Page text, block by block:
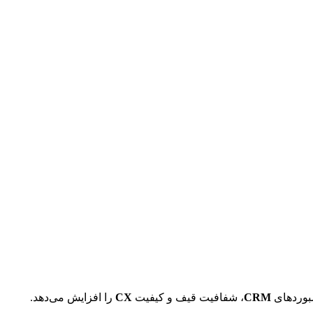
CRM، شفافیت قیف و کیفیت CX را افزایش می‌دهد.